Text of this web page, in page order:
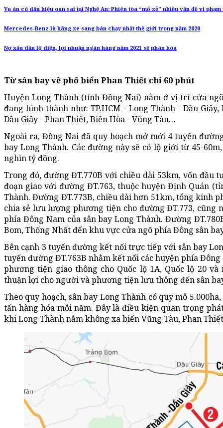
Vụ án có dấu hiệu oan sai tại Nghệ An: Phiên tòa “mổ xẻ” nhiều vấn đề vi
Mercedes-Benz là hãng xe sang bán chạy nhất thế giới trong năm 2020
Nợ xấu dần lộ diện, lợi nhuận ngân hàng năm 2021 sẽ phân hóa
Từ sân bay về phố biển Phan Thiết chỉ 60 phút
Huyện Long Thành (tỉnh Đồng Nai) nằm ở vị trí cửa
đang hình thành như: TP.HCM - Long Thành - Dầu
Dầu Giây - Phan Thiết, Biên Hòa - Vũng Tàu…
Ngoài ra, Đồng Nai đã quy hoạch mở mới 4 tuyến
bay Long Thành. Các đường này sẽ có lộ giới từ 45-
nghìn tỷ đồng.
Trong đó, đường ĐT.770B với chiều dài 53km, vốn đầu
đoạn giao với đường ĐT.763, thuộc huyện Định Quán
Thành. Đường ĐT.773B, chiều dài hơn 51km, tổng kinh
chia sẻ lưu lượng phương tiện cho đường ĐT.773, cũng
phía Đông Nam của sân bay Long Thành. Đường
Bom, Thống Nhất đến khu vực cửa ngõ phía Đông sân
Bên cạnh 3 tuyến đường kết nối trực tiếp với sân bay
tuyến đường ĐT.763B nhằm kết nối các huyện phía
phương tiện giao thông cho Quốc lộ 1A, Quốc lộ 20
thuận lợi cho người và phương tiện lưu thông đến sân
Theo quy hoạch, sân bay Long Thành có quy mô
tấn hàng hóa mỗi năm. Đây là điều kiện quan trọng
khi Long Thành nằm không xa biển Vũng Tàu, Phan